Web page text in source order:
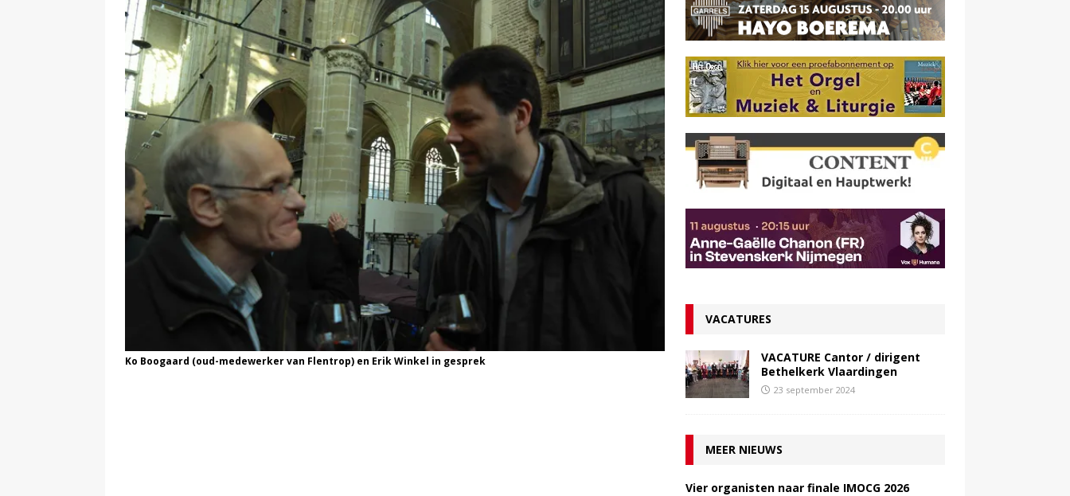
Ko Boogaard (oud-medewerker van Flentrop) en Erik Winkel in gesprek
VACATURES
VACATURE Cantor / dirigent
Bethelkerk Vlaardingen
23 september 2024
MEER NIEUWS
Vier organisten naar finale IMOCG 2026